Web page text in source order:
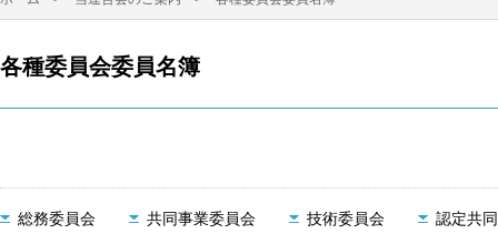
各種委員会委員名簿
総務委員会 共同事業委員会 技術委員会 認定共